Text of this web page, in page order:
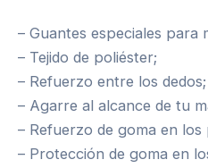
– Guantes especiales para
– Tejido de poliéster;
– Refuerzo entre los dedos;
– Agarre al alcance de tu
– Refuerzo de goma en los
– Protección de goma en